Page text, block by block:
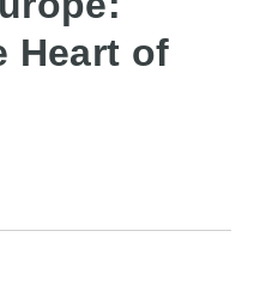
Heart of